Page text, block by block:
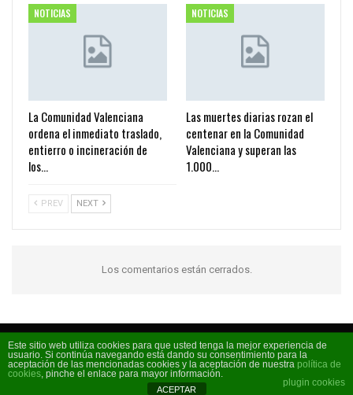
NOTICIAS
La Comunidad Valenciana
ordena el inmediato traslado,
entierro o incineración de
los…
NOTICIAS
Las muertes diarias rozan el
centenar en la Comunidad
Valenciana y superan las
1.000…
PREV NEXT
Los comentarios están cerrados.
Código FM 2026 - La radio de moda
Este sitio web utiliza cookies para que usted tenga la mejor experiencia de
usuario. Si continúa navegando está dando su consentimiento para la
aceptación de las mencionadas cookies y la aceptación de nuestra política de
cookies, pinche el enlace para mayor información.
plugin cookies
ACEPTAR